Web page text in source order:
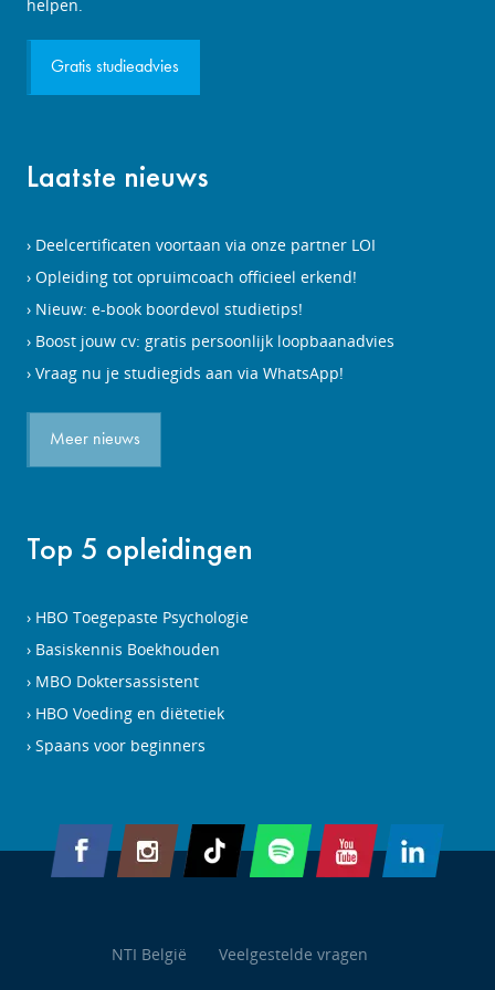
helpen.
Gratis studieadvies
Laatste nieuws
Deelcertificaten voortaan via onze partner LOI
Opleiding tot opruimcoach officieel erkend!
Nieuw: e-book boordevol studietips!
Boost jouw cv: gratis persoonlijk loopbaanadvies
Vraag nu je studiegids aan via WhatsApp!
Meer nieuws
Top 5 opleidingen
HBO Toegepaste Psychologie
Basiskennis Boekhouden
MBO Doktersassistent
HBO Voeding en diëtetiek
Spaans voor beginners
NTI België
Veelgestelde vragen